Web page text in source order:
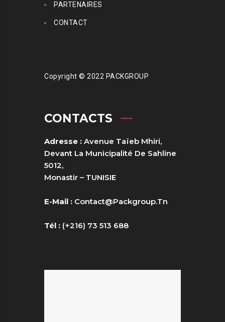
PARTENAIRES
CONTACT
Copyright © 2022 PACKGROUP
CONTACTS
Adresse : Avenue Taïeb Mhiri,
Devant La Municipalité De Sahline
5012,
Monastir – TUNISIE
E-Mail : Contact@packgroup.tn
Tél : (+216) 73 513 688